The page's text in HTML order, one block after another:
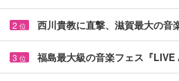
2 位 西川貴教に直撃、滋賀最大の
3 位 福島最大級の音楽フェス『